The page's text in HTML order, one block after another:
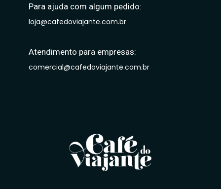
Para ajuda com algum pedido:
loja@cafedoviajante.com.br
Atendimento para empresas:
comercial@cafedoviajante.com.br